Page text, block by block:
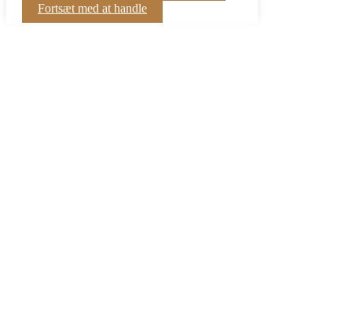
Fortsæt med at handle